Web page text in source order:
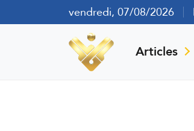
vendredi, 07/08/2026
Articles